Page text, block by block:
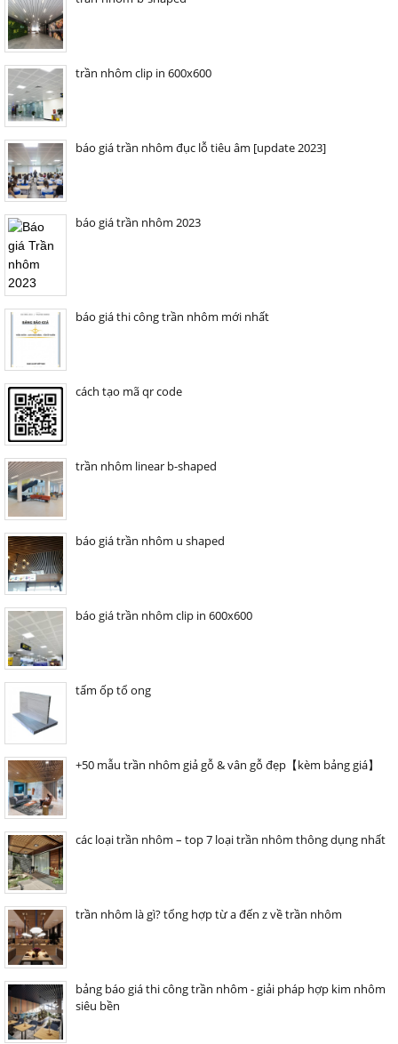
trần nhôm clip in 600x600
báo giá trần nhôm đục lỗ tiêu âm [update 2023]
báo giá trần nhôm 2023
báo giá thi công trần nhôm mới nhất
cách tạo mã qr code
trần nhôm linear b-shaped
báo giá trần nhôm u shaped
báo giá trần nhôm clip in 600x600
tấm ốp tổ ong
+50 mẫu trần nhôm giả gỗ & vân gỗ đẹp【kèm bảng giá】
các loại trần nhôm – top 7 loại trần nhôm thông dụng nhất
trần nhôm là gì? tổng hợp từ a đến z về trần nhôm
bảng báo giá thi công trần nhôm - giải pháp hợp kim nhôm
siêu bền